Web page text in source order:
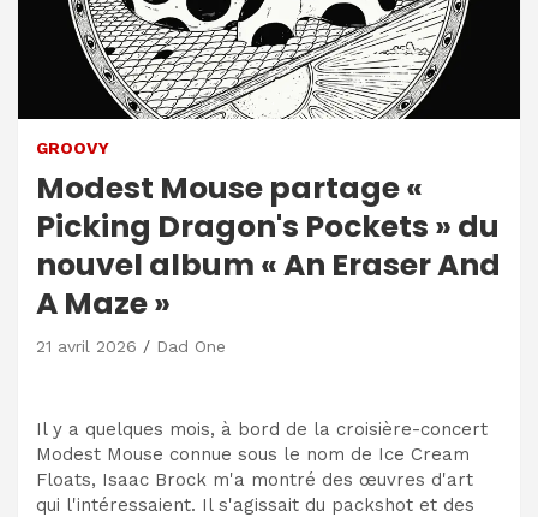
GROOVY
Modest Mouse partage «
Picking Dragon's Pockets » du
nouvel album « An Eraser And
A Maze »
21 avril 2026 Dad One
Il y a quelques mois, à bord de la croisière-concert
Modest Mouse connue sous le nom de Ice Cream
Floats, Isaac Brock m'a montré des œuvres d'art
qui l'intéressaient. Il s'agissait du packshot et des